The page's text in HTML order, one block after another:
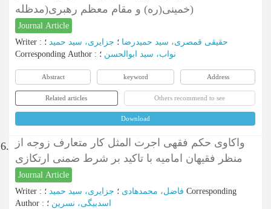
خمینی(ره) و مقام معظم رهبری(مدظله)
Journal Article
Writer : حقیقی قمصری، سید حمیدرضا ؛ جزایری، سید حمید ؛
Corresponding Author : نواب، سید ابوالحسن ؛
Abstract keyword Address
Related articles Others recommend to see
Download
6.
واکاوی حکم فقهی اجرت المثل کار متعارف زوجه از
منظر فقیهان امامیه با تاکید بر شرط ضمنی ارتکازی
Journal Article
Writer : فاضل، محمدهادی ؛ جزایری، سید حمید
Corresponding
Author : اسدبیگی، نسرین ؛